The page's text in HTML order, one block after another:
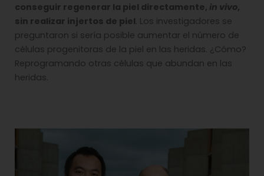
conseguir regenerar la piel directamente, in vivo,
sin realizar injertos de piel. Los investigadores se
preguntaron si sería posible aumentar el número de
células progenitoras de la piel en las heridas. ¿Cómo?
Reprogramando otras células que abundan en las
heridas.